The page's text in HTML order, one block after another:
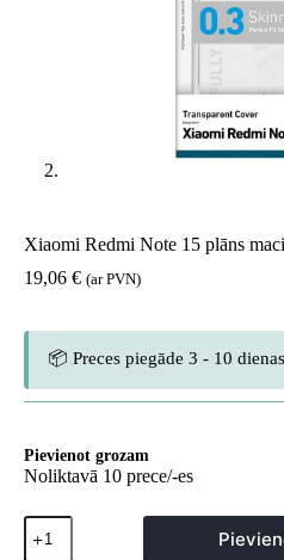
Xiaomi Redmi Note 15 plāns
19,06 € (ar PVN)
📦 Preces piegāde 3 - 10
Pievienot grozam
Noliktavā 10 prece/-es
Xiaomi
Redmi